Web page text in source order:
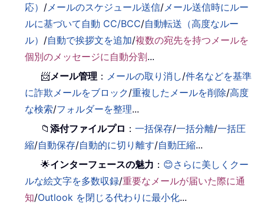
応） / メールのスケジュール送信/ メール送信時にルー
ルに基づいて自動 CC/BCC/自動転送（高度なルー
ル） /自動で挨拶文を追加/複数の宛先を持つメールを
個別のメッセージに自動分割...
📨メール管理 ： メールの取り消し/件名などを基準
に詐欺メールをブロック/重複したメールを削除/高度
な検索/フォルダーを整理...
📁添付ファイルプロ ：一括保存/一括分離/一括圧
縮/自動保存/自動的に切り離す/自動圧縮...
🌟インターフェースの魅力 ： 😊さらに美しくクー
ルな絵文字を多数収録/重要なメールが届いた際に通
知/Outlook を閉じる代わりに最小化...